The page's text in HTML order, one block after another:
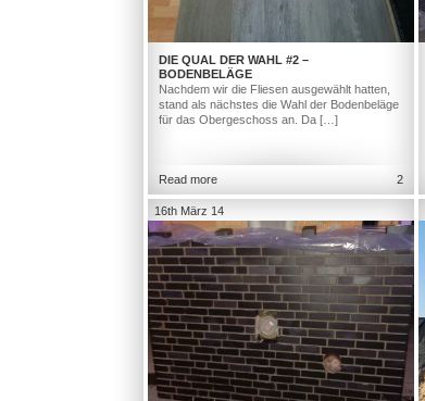
DIE QUAL DER WAHL #2 –
BODENBELÄGE
Nachdem wir die Fliesen ausgewählt hatten,
stand als nächstes die Wahl der Bodenbeläge
für das Obergeschoss an. Da […]
Read more 2
16th März 14